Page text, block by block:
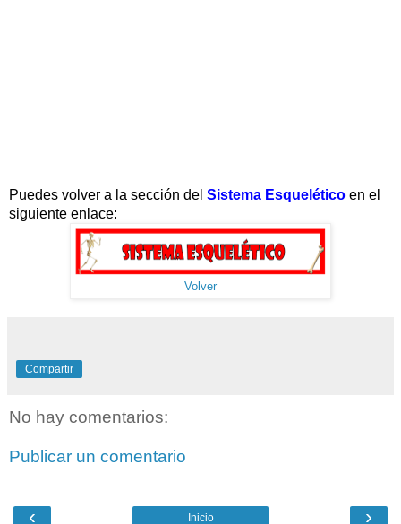
Puedes volver a la sección del Sistema Esquelético en el
siguiente enlace:
Volver
Compartir
No hay comentarios:
Publicar un comentario
‹ ›
Inicio